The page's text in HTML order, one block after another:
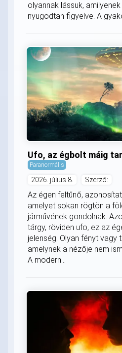
olyannak lássuk,
nyugodtan figyelve. A
Ufo, az égbolt máig
Paranormális
2026. július 8. Szerző:
Az égen feltűnő,
amelyet sokan rögtön a
járművének gondolnak.
tárgy, röviden ufo, ez az
jelenség. Olyan fényt vagy
amelynek a nézője nem
A modern...